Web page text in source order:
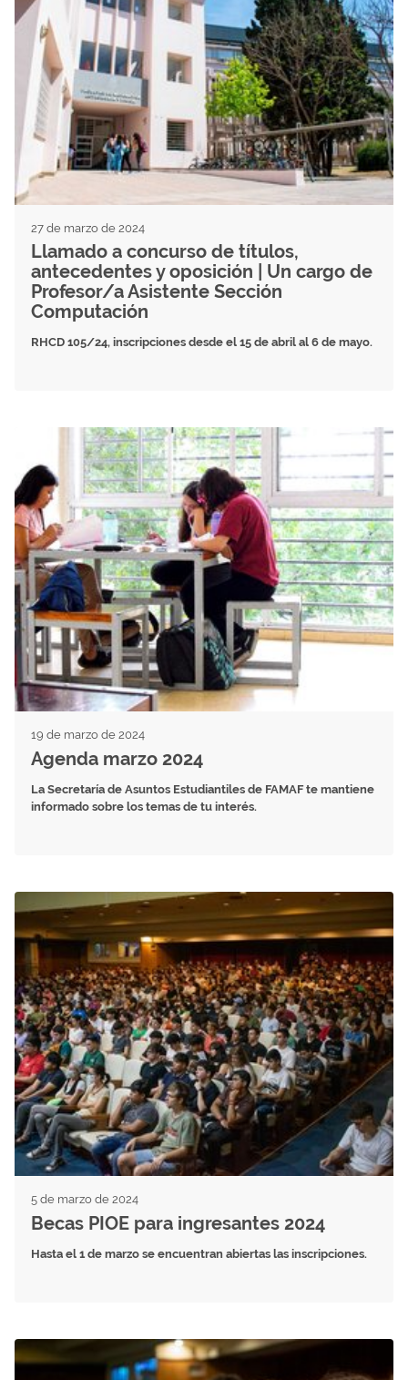
27 de marzo de 2024
Llamado a concurso de títulos,
antecedentes y oposición | Un cargo de
Profesor/a Asistente Sección
Computación
RHCD 105/24, inscripciones desde el 15 de abril al 6 de mayo.
19 de marzo de 2024
Agenda marzo 2024
La Secretaría de Asuntos Estudiantiles de FAMAF te mantiene
informado sobre los temas de tu interés.
5 de marzo de 2024
Becas PIOE para ingresantes 2024
Hasta el 1 de marzo se encuentran abiertas las inscripciones.